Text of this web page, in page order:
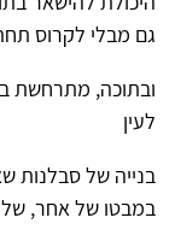
גם מבלי לקרוס
ובתוכה, מתרחשת
לעין
בנייה של סבלנות
במבטו של אחר, של